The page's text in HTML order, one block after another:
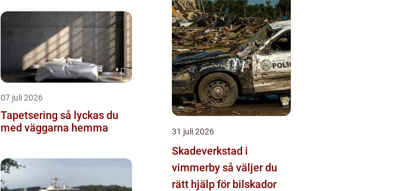
07 juli 2026
Tapetsering så lyckas du
med väggarna hemma
31 juli 2026
Skadeverkstad i
vimmerby så väljer du
rätt hjälp för bilskador